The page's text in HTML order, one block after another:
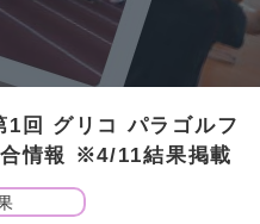
1回 グリコ パラゴルフ
情報 ※4/11結果掲載